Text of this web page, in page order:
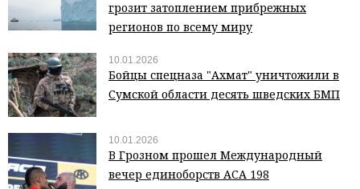
грозит затоплением прибрежных
регионов по всему миру
10.01.2026
Бойцы спецназа "Ахмат" уничтожили в
Сумской области десять шведских БМП
10.01.2026
В Грозном прошел Международный
вечер единоборств АСА 198